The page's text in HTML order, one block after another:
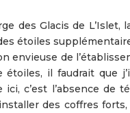
des Glacis de
étoiles
envieuse de
étoiles, il faudrait que
ici, c’est l’absence
des coffres